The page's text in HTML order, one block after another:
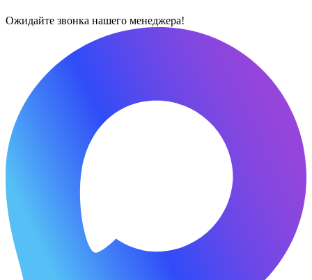
Ожидайте звонка нашего менеджера!